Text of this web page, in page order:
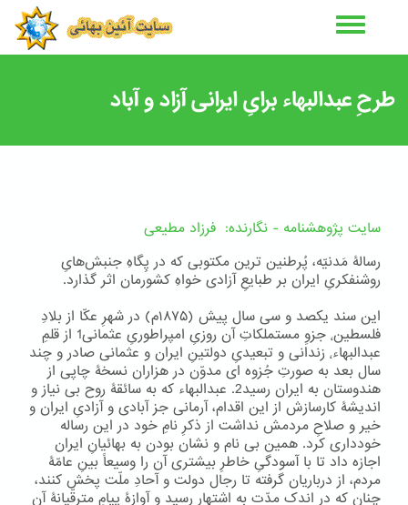
طرحِ عبدالبهاء برایِ ایرانی آزاد و آباد
سایت پژوهشنامه - نگارنده: فرزاد مطیعی
رسالۀ مَدنیّه، پُرطنین ترین مکتوبی که در پِگاهِ جنبش‌هایِ
روشنفکریِ ایران بر طبایعِ آزادی خواهِ کشورمان اثر گذارد.
این سند یکصد و سی سال پیش (۱۸۷۵م) در شهرِ عکّا از بلادِ
فلسطین٬ جزوِ مستملکاتِ آن روزیِ امپراطوریِ عثمانی1 از قلمِ
عبدالبهاء٬ زندانی و تبعیدیِ دولتینِ ایران و عثمانی صادر و چند
سال بعد به صورتِ جُزوه ای مدوّن در هزاران نسخۀ چاپی از
هندوستان به ایران رسید2. عبدالبهاء که به سائقۀ روح بی نیاز و
اندیشۀ کارسازش از این اقدام، آرمانی جز آبادی و آزادیِ ایران و
خیر و صلاحِ مردمش نداشت از ذکرِ نامِ خود در این رساله
خودداری کرد. همین بی نام و نشان بودن به بهائیانِ ایران
اجازه داد تا با آسودگیِ خاطرِ بیشتری آن را وسیعاً بینِ عامّۀ
مردم، از درباریان گرفته تا رجال دولت و آحادِ ملّت پخش کنند،
چنان که در اندک مدّت به اشتهار رسید و آوازۀ پیامِ مترقّیانۀ آن